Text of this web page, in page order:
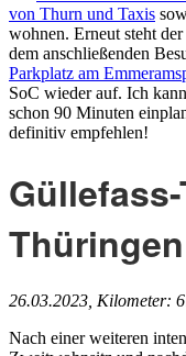
von Thurn und Taxis
wohnen. Erneut steht
dem anschließenden
Parkplatz am
SoC wieder auf. Ich
schon 90 Minuten
definitiv empfehlen!
Thüringen
26.03.2023, Kilometer:
Nach einer weiteren